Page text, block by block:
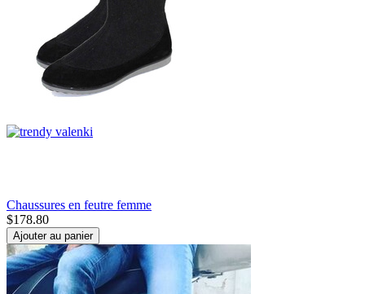
Chaussures en feutre femme
$178.80
Ajouter au panier